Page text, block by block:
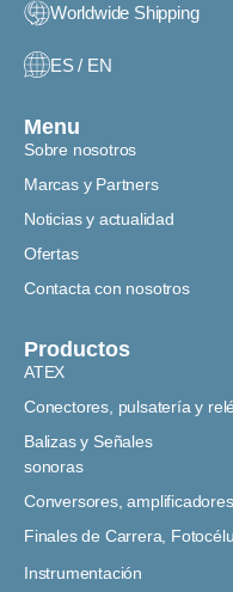
Worldwide Shipping
ES / EN
Menu
Sobre nosotros
Marcas y Partners
Noticias y actualidad
Ofertas
Contacta con nosotros
Productos
ATEX
Conectores, pulsatería y
Balizas y Señales
sonoras
Conversores,
Finales de Carrera,
Instrumentación